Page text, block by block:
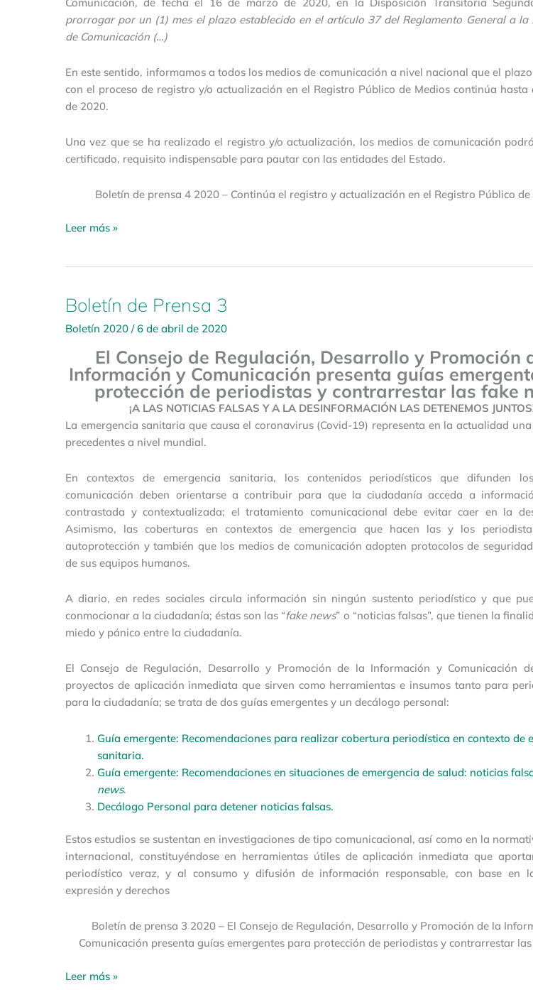
prorrogar por un (1) mes el plazo establecido en el artículo 37 del Reglamento General a la
de Comunicación (…)
En este sentido, informamos a todos los medios de comunicación a nivel nacional que el
con el proceso de registro y/o actualización en el Registro Público de Medios continúa
de 2020.
Una vez que se ha realizado el registro y/o actualización, los medios de comunicación
certificado, requisito indispensable para pautar con las entidades del Estado.
Boletín de prensa 4 2020 – Continúa el registro y actualización en el Registro Público de
Leer más »
Boletín de Prensa 3
Boletín 2020 /6 de abril de 2020
El Consejo de Regulación, Desarrollo y Promoción
Información y Comunicación presenta guías
protección de periodistas y contrarrestar las fake
¡A LAS NOTICIAS FALSAS Y A LA DESINFORMACIÓN LAS DETENEMOS
La emergencia sanitaria que causa el coronavirus (Covid-19) representa en la actualidad
precedentes a nivel mundial.
En contextos de emergencia sanitaria, los contenidos periodísticos que difunden
comunicación deben orientarse a contribuir para que la ciudadanía acceda a
contrastada y contextualizada; el tratamiento comunicacional debe evitar caer en la
Asimismo, las coberturas en contextos de emergencia que hacen las y los
autoprotección y también que los medios de comunicación adopten protocolos de
de sus equipos humanos.
A diario, en redes sociales circula información sin ningún sustento periodístico y que
conmocionar a la ciudadanía; éstas son las “fake news” o “noticias falsas”, que tienen la
miedo y pánico entre la ciudadanía.
El Consejo de Regulación, Desarrollo y Promoción de la Información y Comunicación
proyectos de aplicación inmediata que sirven como herramientas e insumos tanto para
para la ciudadanía; se trata de dos guías emergentes y un decálogo personal:
Guía emergente: Recomendaciones para realizar cobertura periodística en contexto de
sanitaria.
Guía emergente: Recomendaciones en situaciones de emergencia de salud: noticias
news.
Decálogo Personal para detener noticias falsas.
Estos estudios se sustentan en investigaciones de tipo comunicacional, así como en la
internacional, constituyéndose en herramientas útiles de aplicación inmediata que
periodístico veraz, y al consumo y difusión de información responsable, con base en
expresión y derechos
Boletín de prensa 3 2020 – El Consejo de Regulación, Desarrollo y Promoción de la
Comunicación presenta guías emergentes para protección de periodistas y contrarrestar
Boletín
Prensa
Leer más »